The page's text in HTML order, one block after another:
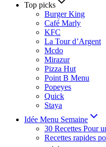
Top picks
Burger King
Café Marly
KFC
La Tour d’Argent
Mcdo
Mirazur
Pizza Hut
Point B Menu
Popeyes
Quick
Staya
Idée Menu Semaine
30 Recettes Pour
Recettes rapides